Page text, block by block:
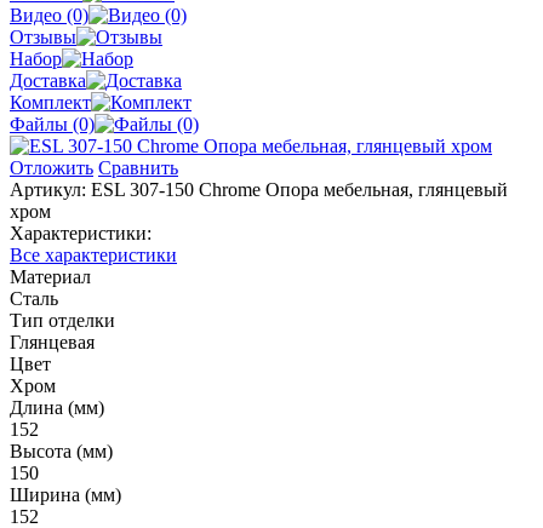
Видео (0)
Отзывы
Набор
Доставка
Комплект
Файлы (0)
Отложить Сравнить
Артикул: ESL 307-150 Chrome Опора мебельная, глянцевый
хром
Характеристики:
Все характеристики
Материал
Сталь
Тип отделки
Глянцевая
Цвет
Хром
Длина (мм)
152
Высота (мм)
150
Ширина (мм)
152